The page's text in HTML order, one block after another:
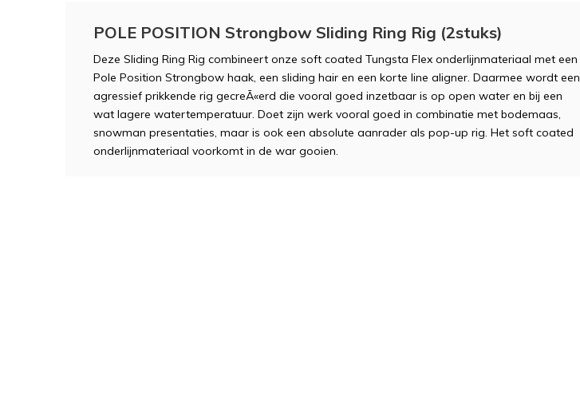
POLE POSITION Strongbow Sliding Ring Rig (2stuks)
Deze Sliding Ring Rig combineert onze soft coated Tungsta Flex onderlijnmateriaal met een
Pole Position Strongbow haak, een sliding hair en een korte line aligner. Daarmee wordt een
agressief prikkende rig gecreÃ«erd die vooral goed inzetbaar is op open water en bij een
wat lagere watertemperatuur. Doet zijn werk vooral goed in combinatie met bodemaas,
snowman presentaties, maar is ook een absolute aanrader als pop-up rig. Het soft coated
onderlijnmateriaal voorkomt in de war gooien.